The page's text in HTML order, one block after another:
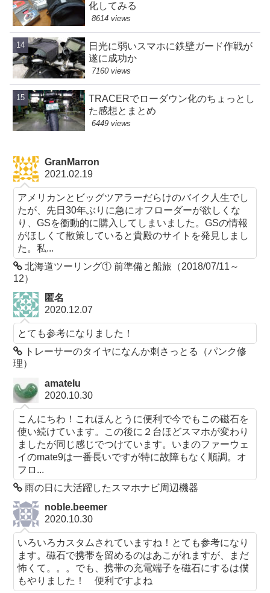
化してみる
8614 views
日光に弱いスマホに鉄壁ガード作戦が
遂に成功か
7160 views
TRACERでローダウン化のちょっとし
た感想とまとめ
6449 views
GranMarron
2021.02.19
アメリカンとビッグツアラーだらけのバイク人生でし
たが、先日30年ぶりに急にオフローダーが欲しくな
り、GSを衝動的に購入してしまいました。GSの情報
がほしくて散策していると貴殿のサイトを発見しまし
た。私...
北海道ツーリング① 前準備と船旅（2018/07/11～
12）
匿名
2020.12.07
とても参考になりました！
トレーサーのタイヤになんか刺さっとる（パンク修
理）
amatelu
2020.10.30
こんにちわ！これほんとうに便利で今でもこの磁石を
使い続けています。この後に２台ほどスマホが変わり
ましたが同じ感じでつけています。いまのファーウェ
イのmate9は一番長いですが特に故障もなく順調。オ
フロ...
雨の日に大活躍したスマホナビ周辺機器
noble.beemer
2020.10.30
いろいろカスタムされていますね！とても参考になり
ます。磁石で携帯を留めるのはあこがれますが、まだ
怖くて。。。でも、携帯の充電端子を磁石にするは僕
もやりました！ 便利ですよね